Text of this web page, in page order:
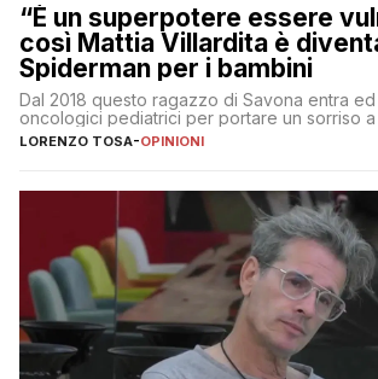
“È un superpotere essere
così Mattia Villardita è
Spiderman per i bambini
Dal 2018 questo ragazzo di Savona entra
oncologici pediatrici per portare un sorriso
LORENZO TOSA-OPINIONI